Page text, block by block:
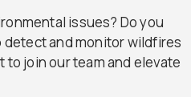
issues? Do you
and monitor wildfires
to join our team and elevate